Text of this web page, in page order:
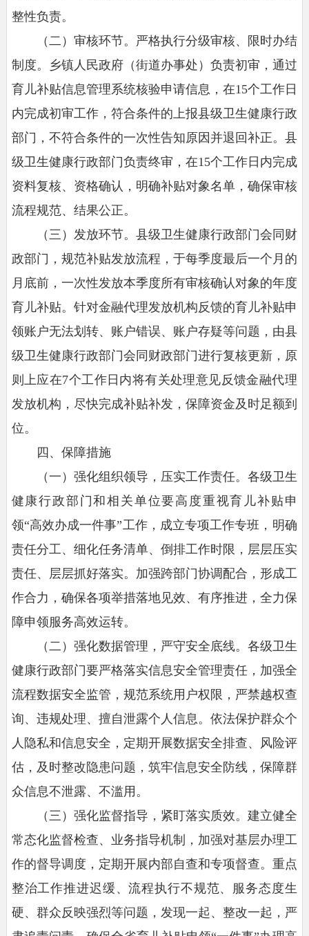
整性负责。
（二）审核环节。 严格执行分级审核、限时办结
制度。乡镇人民政府（街道办事处）负责初审，通过
育儿补贴信息管理系统核验申请信息，在15个工作日
内完成初审工作，符合条件的上报县级卫生健康行政
部门，不符合条件的一次性告知原因并退回补正。县
级卫生健康行政部门负责终审，在15个工作日内完成
资料复核、资格确认，明确补贴对象名单，确保审核
流程规范、结果公正。
（三）发放环节。 县级卫生健康行政部门会同财
政部门，规范补贴发放流程，于每季度最后一个月的
月底前，一次性发放本季度所有审核确认对象的年度
育儿补贴。针对金融代理发放机构反馈的育儿补贴申
领账户无法划转、账户错误、账户存疑等问题，由县
级卫生健康行政部门会同财政部门进行复核更新，原
则上应在7个工作日内将有关处理意见反馈金融代理
发放机构，尽快完成补贴补发，保障资金及时足额到
位。
四、保障措施
（一）强化组织领导，压实工作责任。 各级卫生
健康行政部门和相关单位要高度重视育儿补贴申
领“高效办成一件事”工作，成立专项工作专班，明确
责任分工、细化任务清单、倒排工作时限，层层压实
责任、层层抓好落实。加强跨部门协调配合，形成工
作合力，确保各项举措落地见效、有序推进，全力保
障申领服务高效运转。
（二）强化数据管理，严守安全底线。 各级卫生
健康行政部门要严格落实信息安全管理责任，加强全
流程数据安全监管，规范系统用户权限，严禁越权查
询、违规处理、擅自泄露个人信息。依法保护群众个
人隐私和信息安全，定期开展数据安全排查、风险评
估，及时整改隐患问题，筑牢信息安全防线，保障群
众信息不泄露、不滥用。
（三）强化监督指导，紧盯落实质效。 建立健全
常态化监督检查、业务指导机制，加强对基层办理工
作的督导调度，定期开展内部自查和专项督查。重点
整治工作推进迟缓、流程执行不规范、服务态度生
硬、群众反映强烈等问题，发现一起、整改一起，严